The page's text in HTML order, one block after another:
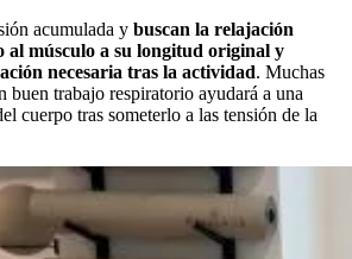
acumulada y buscan la relajación
al músculo a su longitud original y
necesaria tras la actividad. Muchas
buen trabajo respiratorio ayudará a una
cuerpo tras someterlo a las tensión de la